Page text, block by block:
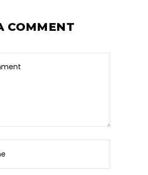
COMMENT